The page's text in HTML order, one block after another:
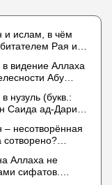
и ислам, в чём
Рая или
видение Аллаха
Абу
– это слова,
нузуль (букв.:
Саида ад-Дарими
несотворённая
Аллаха не
сифатов.